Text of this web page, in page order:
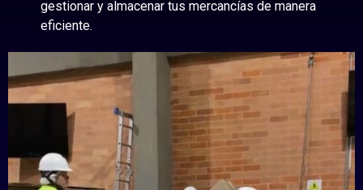
gestionar y almacenar tus mercancías de manera
eficiente.